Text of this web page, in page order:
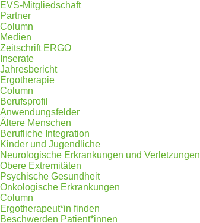
EVS-Mitgliedschaft
Partner
Column
Medien
Zeitschrift ERGO
Inserate
Jahresbericht
Ergotherapie
Column
Berufsprofil
Anwendungsfelder
Ältere Menschen
Berufliche Integration
Kinder und Jugendliche
Neurologische Erkrankungen und Verletzungen
Obere Extremitäten
Psychische Gesundheit
Onkologische Erkrankungen
Column
Ergotherapeut*in finden
Beschwerden Patient*innen